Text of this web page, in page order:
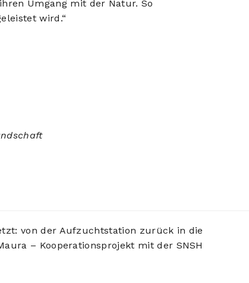
Umgang mit der Natur. So
wird.“
von der Aufzuchtstation zurück in die
– Kooperationsprojekt mit der SNSH